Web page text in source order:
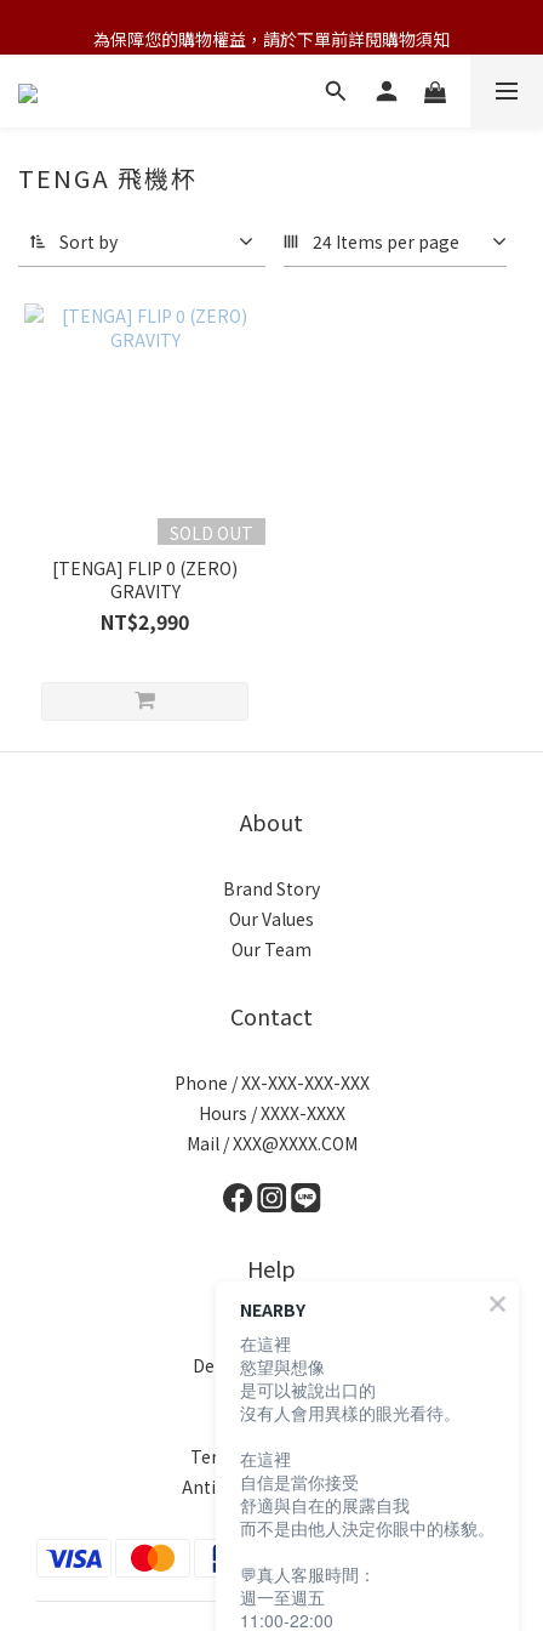
💌 Nearby收藏家｜任選三件 9折 五件 88折
為保障您的購物權益，請於下單前詳閱購物須知
💌 Nearby收藏家｜任選三件 9折 五件 88折
TENGA 飛機杯
Sort by 24 Items per page
SOLD OUT
[TENGA] FLIP 0 (ZERO)
GRAVITY
NT$2,990
About
Brand Story
Our Values
Our Team
Contact
Phone / XX-XXX-XXX-XXX
Hours / XXXX-XXXX
Mail / XXX@XXXX.COM
Help
FAQ
Delivery & Shipping
Payment
Return Policy
Terms & Conditions
Anti-Fraud Statement
NEARBY
在這裡
慾望與想像
是可以被說出口的
沒有人會用異樣的眼光看待。
在這裡
自信是當你接受
舒適與自在的展露自我
而不是由他人決定你眼中的樣貌。
💬真人客服時間：
週一至週五
11:00-22:00